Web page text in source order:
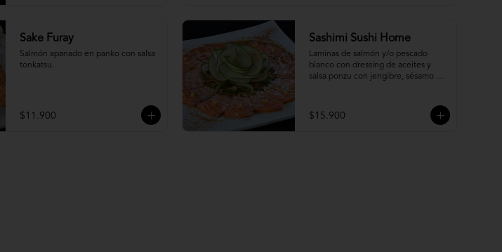
Sake Furay
Salmón apanado en panko con salsa
tonkatsu.
$11.900
Sashimi Sushi Home
Laminas de salmón y/o pescado
blanco con dressing de aceites y
salsa ponzu con jengibre, sésamo y
$15.900